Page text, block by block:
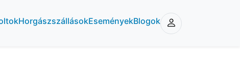
HorgászszállásokEseményekBlogok